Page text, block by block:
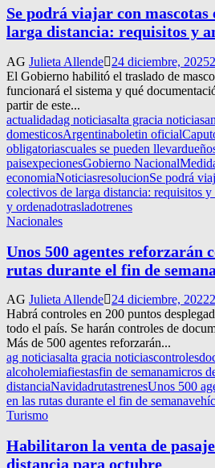
Se podrá viajar con mascotas
larga distancia: requisitos y
AG Julieta Allende 24 diciembre, 2025
El Gobierno habilitó el traslado de
funcionará el sistema y qué
partir de este...
actualidadag noticiasalta gracia noticias
domesticosArgentinaboletin oficial
obligatoriascuales se pueden llevar
paisexpecionesGobierno Nacional
economiaNoticiasresolucionSe podrá
colectivos de larga distancia: requisitos
y ordenadotrasladotrenes
Nacionales
Unos 500 agentes reforzarán
rutas durante el fin de semana
AG Julieta Allende 24 diciembre, 2022
Habrá controles en 200 puntos
todo el país. Se harán controles de
Más de 500 agentes reforzarán...
ag noticiasalta gracia noticiascontroles
alcoholemiafiestasfin de semanamicros
distanciaNavidadrutastrenesUnos 500
en las rutas durante el fin de semana
Turismo
Habilitaron la venta de
distancia para octubre